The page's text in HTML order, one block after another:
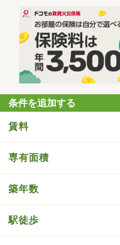
条件を追加する
賃料
専有面積
築年数
駅徒歩